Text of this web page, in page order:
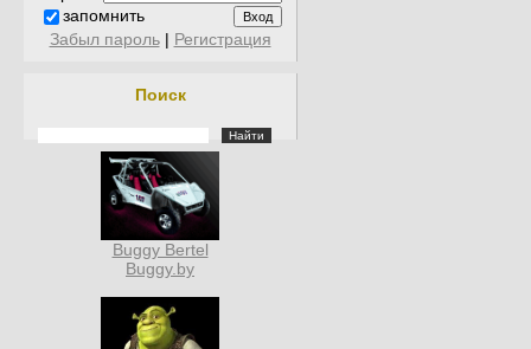
запомнить
Забыл пароль| Регистрация
Поиск
Buggy Bertel
Buggy.by